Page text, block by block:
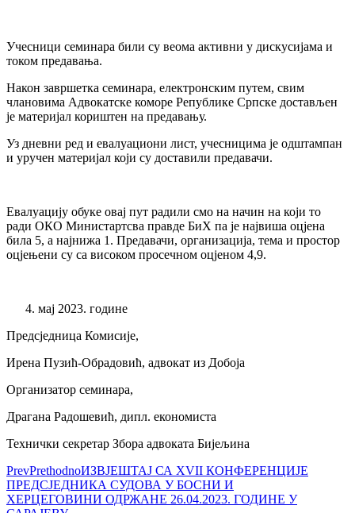
Учесници семинара били су веома активни у дискусијама и
током предавања.
Након завршетка семинара, електронским путем, свим
члановима Адвокатске коморе Републике Српске достављен
је материјал кориштен на предавању.
Уз дневни ред и евалуациони лист, учесницима је одштампан
и уручен материјал који су доставили предавачи.
Евалуацију обуке овај пут радили смо на начин на који то
ради ОКО Министартсва правде БиХ па је највиша оцјена
била 5, а најнижа 1. Предавачи, организација, тема и простор
оцјењени су са високом просечном оцјеном 4,9.
мај 2023. године
Предсједница Комисије,
Ирена Пузић-Обрадовић, адвокат из Добоја
Организатор семинара,
Драгана Радошевић, дипл. економиста
Технички секретар Збора адвоката Бијељина
PrevPrethodnoИЗВЈЕШТАЈ СА XVII КОНФЕРЕНЦИЈЕ
ПРЕДСЈЕДНИКА СУДОВА У БОСНИ И
ХЕРЦЕГОВИНИ ОДРЖАНЕ 26.04.2023. ГОДИНЕ У